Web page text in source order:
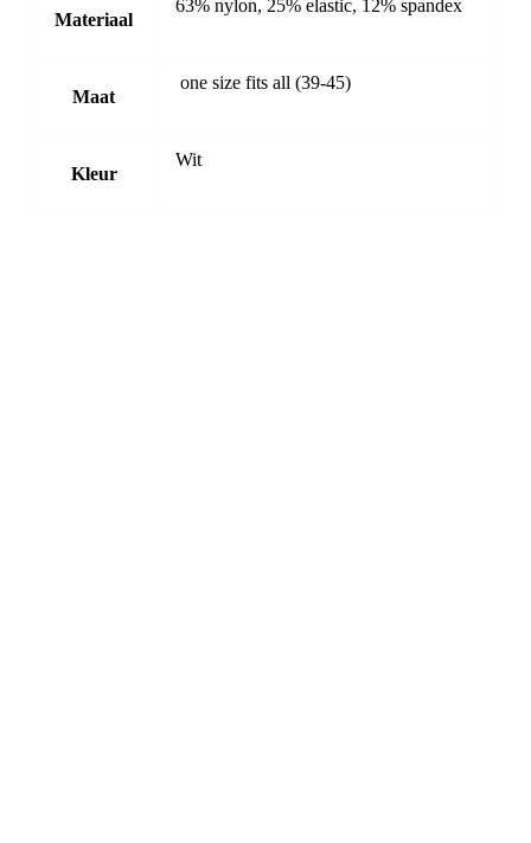
Materiaal
63% nylon, 25% elastic, 12% spandex
Maat
one size fits all (39-45)
Kleur
Wit